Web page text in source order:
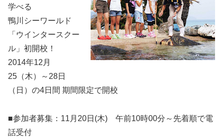
学べる
鴨川シーワールド
「ウインタースクー
ル」初開校！
2014年12月
25（木）～28日
（日）の4日間 期間限定で開校
■参加者募集：11月20日(木) 午前10時00分～先着順で電
話受付